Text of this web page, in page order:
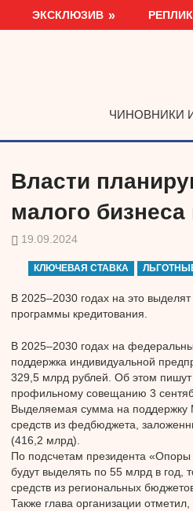
ЭКСКЛЮЗИВ
ЧИНОВНИКИ
Власти
малого бизнеса
19.09.2024
КЛЮЧЕВАЯ СТАВКА
В 2025–2030 годах на это
программы кредитования.
В 2025–2030 годах на
поддержка индивидуальной
329,5 млрд рублей. Об этом пишут
профильному совещанию 3
Выделяемая сумма на
средств из федбюджета,
(416,2 млрд).
По подсчетам президента
будут выделять по 55 млрд в год,
средств из региональных
Также глава организации